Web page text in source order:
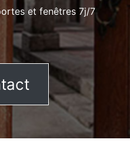
et fenêtres 7j/7